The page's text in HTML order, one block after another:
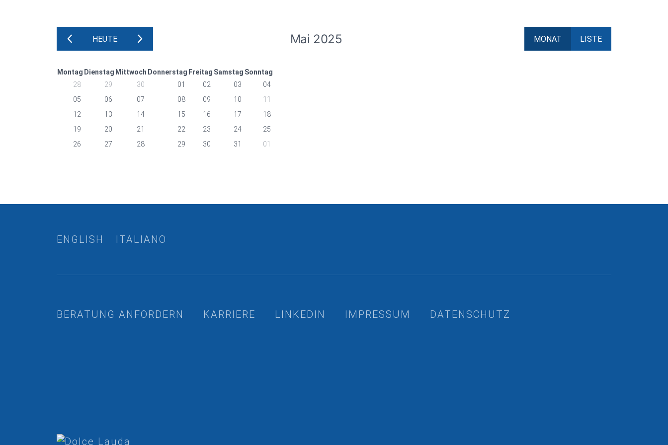
Mai 2025
ZURÜCKHEUTE MONAT LISTE
Montag Dienstag Mittwoch Donnerstag Freitag Samstag Sonntag
28
29 30 01 02 03
04
05
06 07 08 09 10
11
12
13 14 15 16 17
18
19
20 21 22 23 24
25
26
27 28 29 30 31 01
ENGLISH ITALIANO
BERATUNG ANFORDERN KARRIERE LINKEDIN IMPRESSUM DATENSCHUTZ